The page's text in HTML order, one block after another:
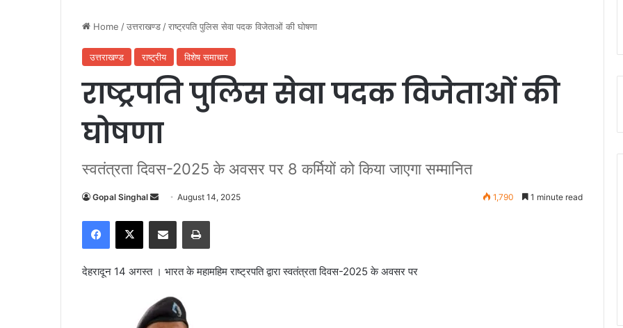
Home /उत्तराखण्ड /राष्ट्रपति पुलिस सेवा पदक विजेताओं की घोषणा
उत्तराखण्ड राष्ट्रीय विशेष समाचार
राष्ट्रपति पुलिस सेवा पदक विजेताओं की
घोषणा
स्वतंत्रता दिवस-2025 के अवसर पर 8 कर्मियों को किया जाएगा सम्मानित
Gopal Singhal
n
d
e
m
August 14, 2025 1,790 1 minute read
देहरादून 14 अगस्त । भारत के महामहिम राष्ट्रपति द्वारा स्वतंत्रता दिवस-2025 के अवसर पर